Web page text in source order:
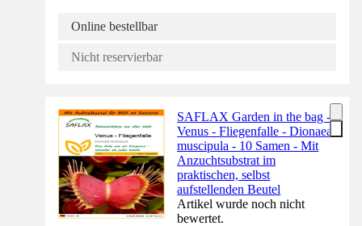
Online bestellbar
Nicht reservierbar
SAFLAX Garden in the bag -
Venus - Fliegenfalle - Dionaea
muscipula - 10 Samen - Mit
Anzuchtsubstrat im
praktischen, selbst
aufstellenden Beutel
Artikel wurde noch nicht
bewertet.